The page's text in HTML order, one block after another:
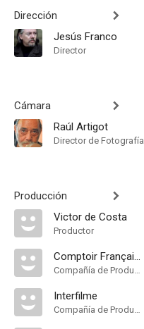
Dirección
Jesús Franco
Director
Cámara
Raúl Artigot
Director de Fotografía
Producción
Victor de Costa
Productor
Comptoir Français du Film Production
Compañía de Produccion
Interfilme
Compañía de Produccion